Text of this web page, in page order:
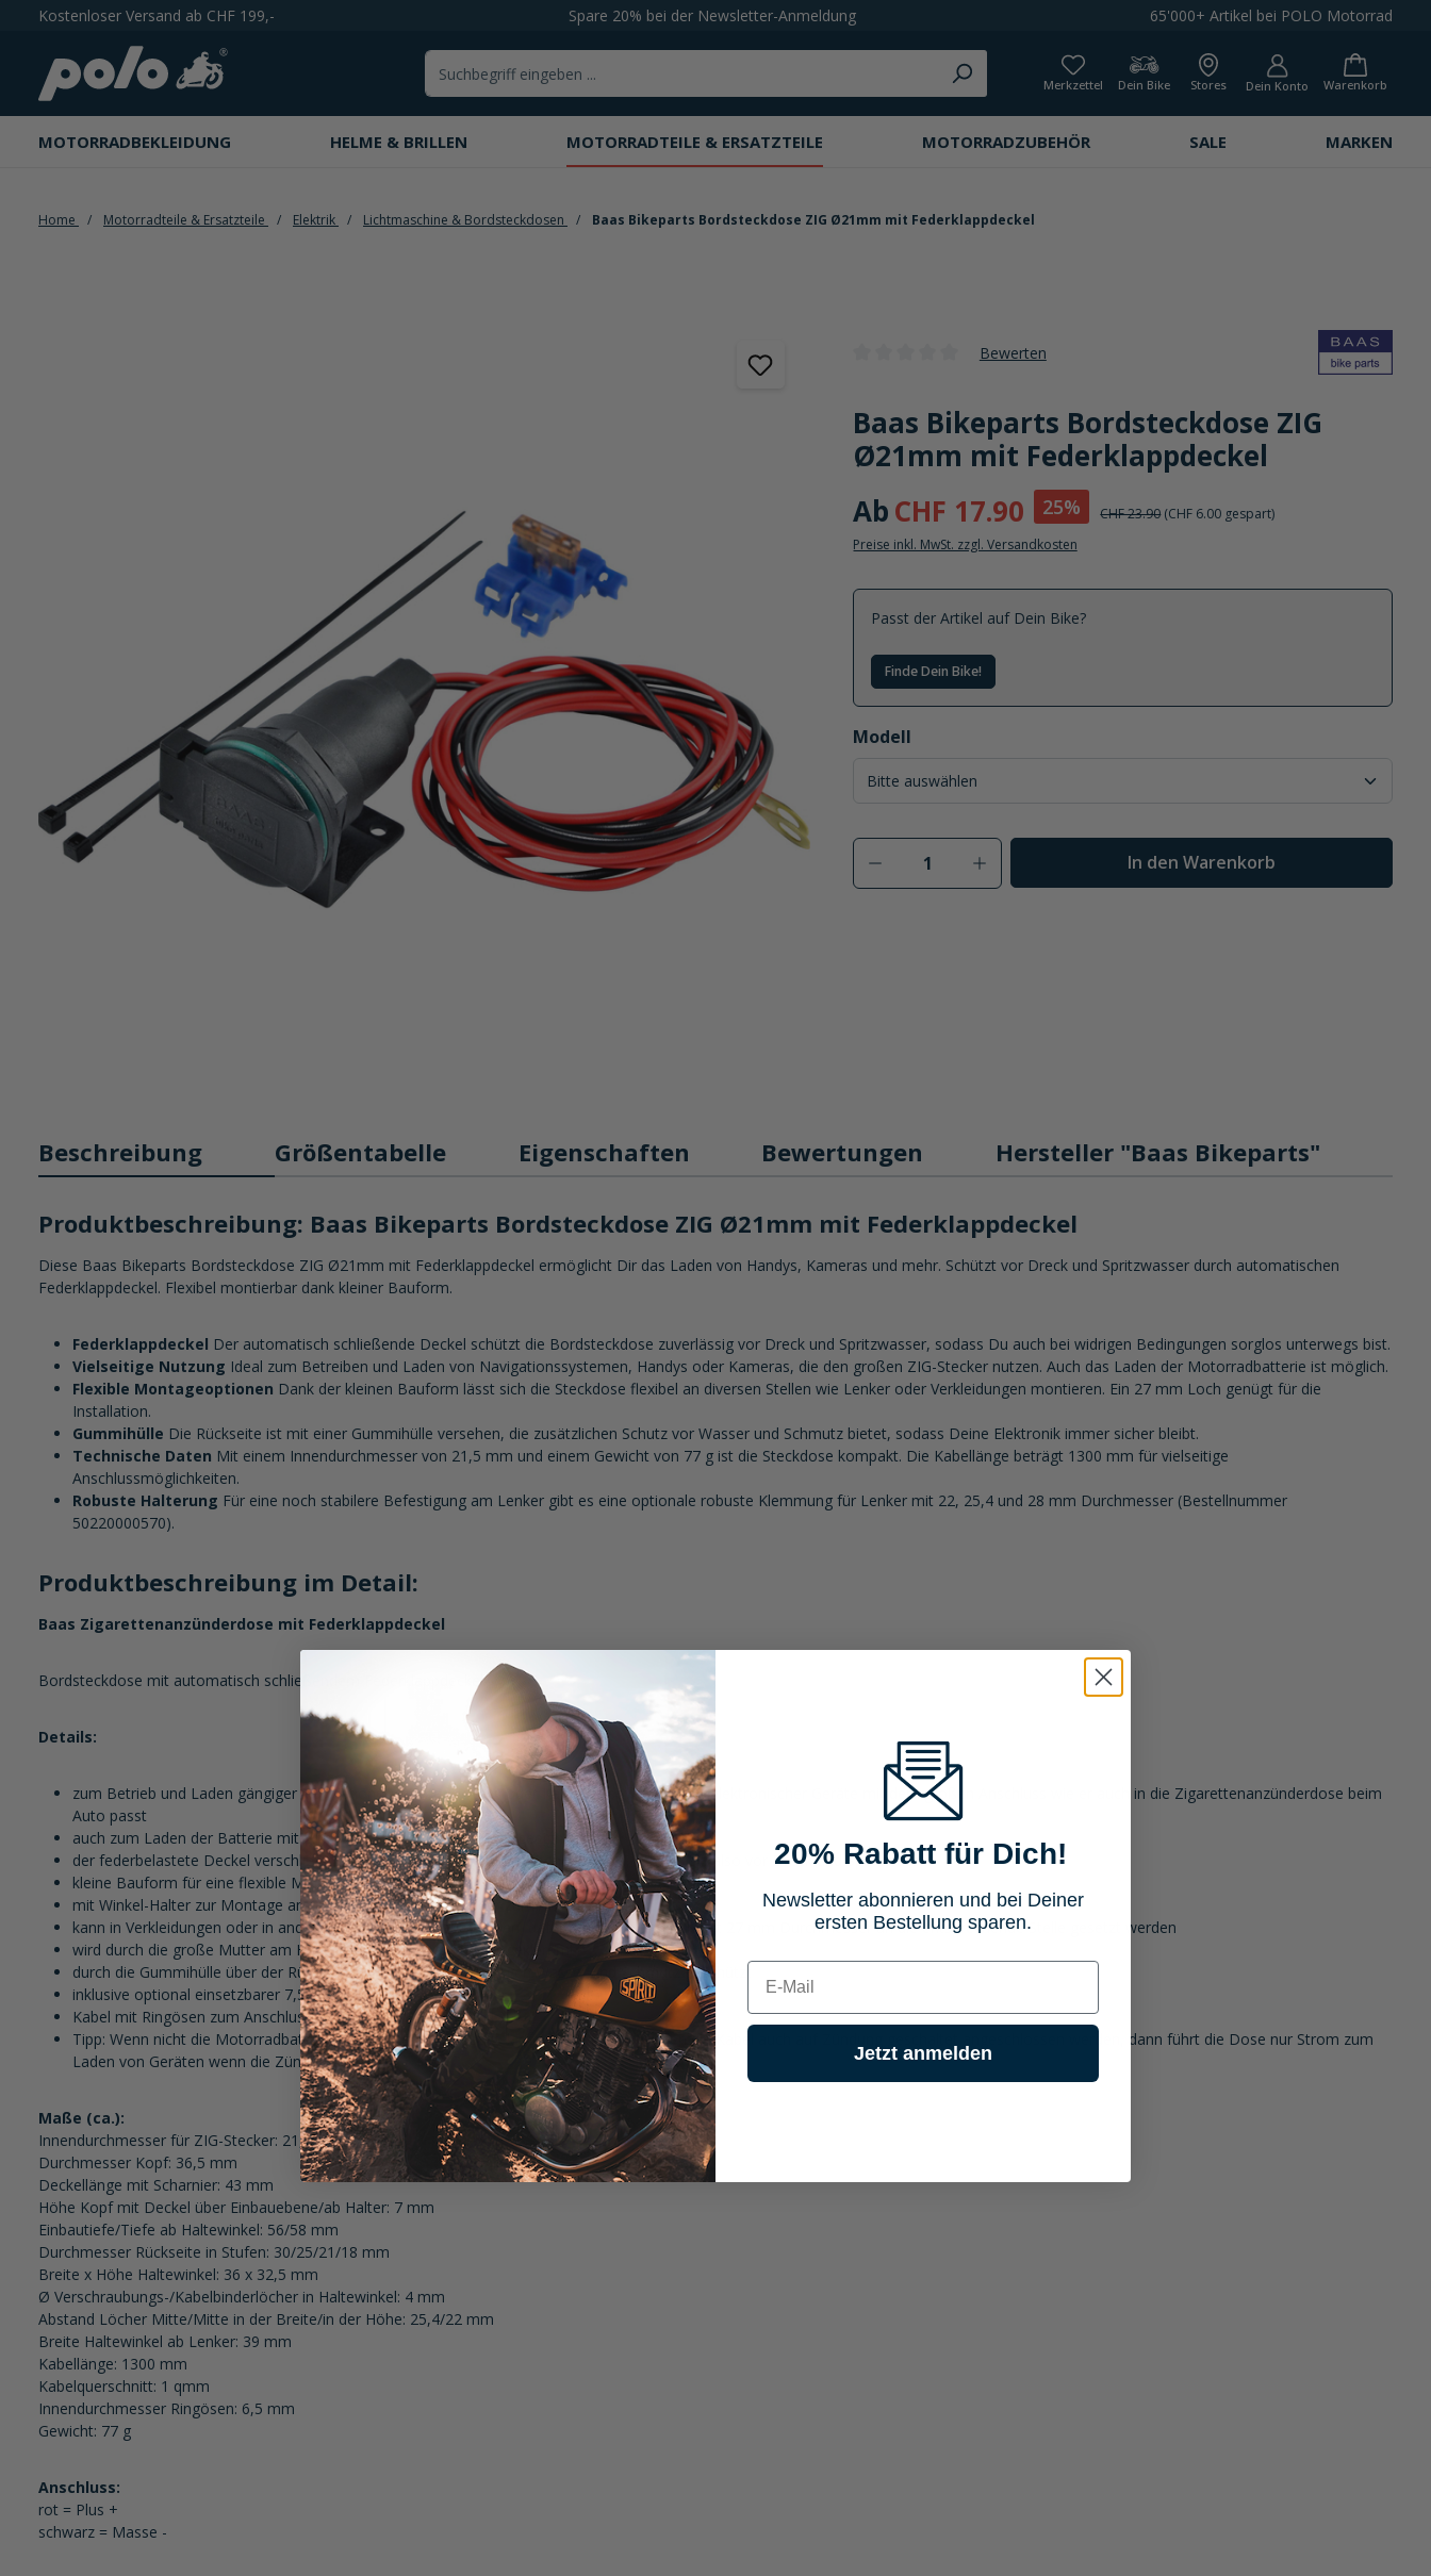
Zur Hauptnavigation springen
Kostenloser Versand ab CHF 199,- Spare 20% bei der Newsletter-Anmeldung 65'000+ Artikel bei POLO Motorrad
Merkzettel Dein Bike Stores Dein Konto Warenkorb
MOTORRADBEKLEIDUNG HELME & BRILLEN MOTORRADTEILE & ERSATZTEILE MOTORRADZUBEHÖR SALE MARKEN
Home Motorradteile & Ersatzteile Elektrik Lichtmaschine & Bordsteckdosen Baas Bikeparts Bordsteckdose ZIG Ø21mm mit Federklappdeckel
Bewerten
Baas Bikeparts Bordsteckdose ZIG
Ø21mm mit Federklappdeckel
AbCHF 17.90 25% CHF 23.90 (CHF 6.00 gespart)
Preise inkl. MwSt. zzgl. Versandkosten
Passt der Artikel auf Dein Bike?
Finde Dein Bike!
Modell
auswählen
Produkt Anzahl: Gib den gewünschten Wert ein
In den Warenkorb
Beschreibung Größentabelle Eigenschaften Bewertungen Hersteller "Baas Bikeparts"
Produktbeschreibung: Baas Bikeparts Bordsteckdose ZIG Ø21mm mit Federklappdeckel
Diese Baas Bikeparts Bordsteckdose ZIG Ø21mm mit Federklappdeckel ermöglicht Dir das Laden von Handys, Kameras und mehr. Schützt vor Dreck und Spritzwasser durch automatischen
Federklappdeckel. Flexibel montierbar dank kleiner Bauform.
Federklappdeckel Der automatisch schließende Deckel schützt die Bordsteckdose zuverlässig vor Dreck und Spritzwasser, sodass Du auch bei widrigen Bedingungen sorglos unterwegs bist.
Vielseitige Nutzung Ideal zum Betreiben und Laden von Navigationssystemen, Handys oder Kameras, die den großen ZIG-Stecker nutzen. Auch das Laden der Motorradbatterie ist möglich.
Flexible Montageoptionen Dank der kleinen Bauform lässt sich die Steckdose flexibel an diversen Stellen wie Lenker oder Verkleidungen montieren. Ein 27 mm Loch genügt für die
Installation.
Gummihülle Die Rückseite ist mit einer Gummihülle versehen, die zusätzlichen Schutz vor Wasser und Schmutz bietet, sodass Deine Elektronik immer sicher bleibt.
Technische Daten Mit einem Innendurchmesser von 21,5 mm und einem Gewicht von 77 g ist die Steckdose kompakt. Die Kabellänge beträgt 1300 mm für vielseitige
Anschlussmöglichkeiten.
Robuste Halterung Für eine noch stabilere Befestigung am Lenker gibt es eine optionale robuste Klemmung für Lenker mit 22, 25,4 und 28 mm Durchmesser (Bestellnummer
50220000570).
Produktbeschreibung im Detail:
Baas Zigarettenanzünderdose mit Federklappdeckel
Bordsteckdose mit automatisch schließendem Federklappdeckel.
Details:
zum Betrieb und Laden gängiger Navigationssysteme, Handys oder Kameras sowie anderer elektronischer Geräte mit dem großen Anschluss wie er auch in die Zigarettenanzünderdose beim
Auto passt
auch zum Laden der Batterie mit einem passenden Ladestecker geeignet
der federbelastete Deckel verschließt die Steckdose wenn sie nicht benötigt wird, schützt sie also vor Dreck und Spritzwasser
kleine Bauform für eine flexible Montage
mit Winkel-Halter zur Montage am Lenker, Rahmenrohre oder zum Anschrauben
kann in Verkleidungen oder in anderen Flächen eingebaut werden, dafür muss nur ein Loch mit 27 mm Durchmesser an die entsprechende Stelle gesetzt werden
wird durch die große Mutter am Halter oder am Einbauort fest geklemmt
durch die Gummihülle über der Rückseite auch dort sehr gut gegen Wasser und Schmutz geschützt
inklusive optional einsetzbarer 7,5er Sicherung
Kabel mit Ringösen zum Anschluss direkt an die Batterie
Tipp: Wenn nicht die Motorradbatterie über diese Steckdose geladen werden soll, können die Kabel auch auf Zündung geschaltet angeschlossen werden, dann führt die Dose nur Strom zum
Laden von Geräten wenn die Zündung an ist.
Maße (ca.):
Innendurchmesser für ZIG-Stecker: 21,5 mm
Durchmesser Kopf: 36,5 mm
Deckellänge mit Scharnier: 43 mm
Höhe Kopf mit Deckel über Einbauebene/ab Halter: 7 mm
Einbautiefe/Tiefe ab Haltewinkel: 56/58 mm
Durchmesser Rückseite in Stufen: 30/25/21/18 mm
Breite x Höhe Haltewinkel: 36 x 32,5 mm
Ø Verschraubungs-/Kabelbinderlöcher in Haltewinkel: 4 mm
Abstand Löcher Mitte/Mitte in der Breite/in der Höhe: 25,4/22 mm
Breite Haltewinkel ab Lenker: 39 mm
Kabellänge: 1300 mm
Kabelquerschnitt: 1 qmm
Innendurchmesser Ringösen: 6,5 mm
Gewicht: 77 g
Anschluss:
rot = Plus +
schwarz = Masse -
20% Rabatt für Dich!
Newsletter abonnieren und bei Deiner
ersten Bestellung sparen.
E-mail
Jetzt anmelden